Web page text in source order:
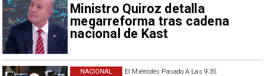
Ministro Quiroz detalla
megarreforma tras cadena
nacional de Kast
El Miércoles Pasado A Las 9:35
NACIONAL